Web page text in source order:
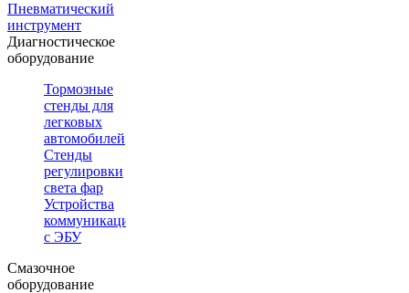
Пневматический
инструмент
Диагностическое
оборудование
Тормозные
стенды для
легковых
автомобилей
Стенды
регулировки
света фар
Устройства
коммуникации
с ЭБУ
Смазочное
оборудование